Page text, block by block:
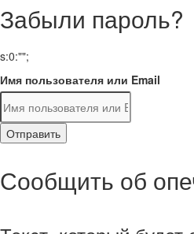
Забыли пароль?
s:0:"";
Имя пользователя или Email
Отправить
Сообщить об